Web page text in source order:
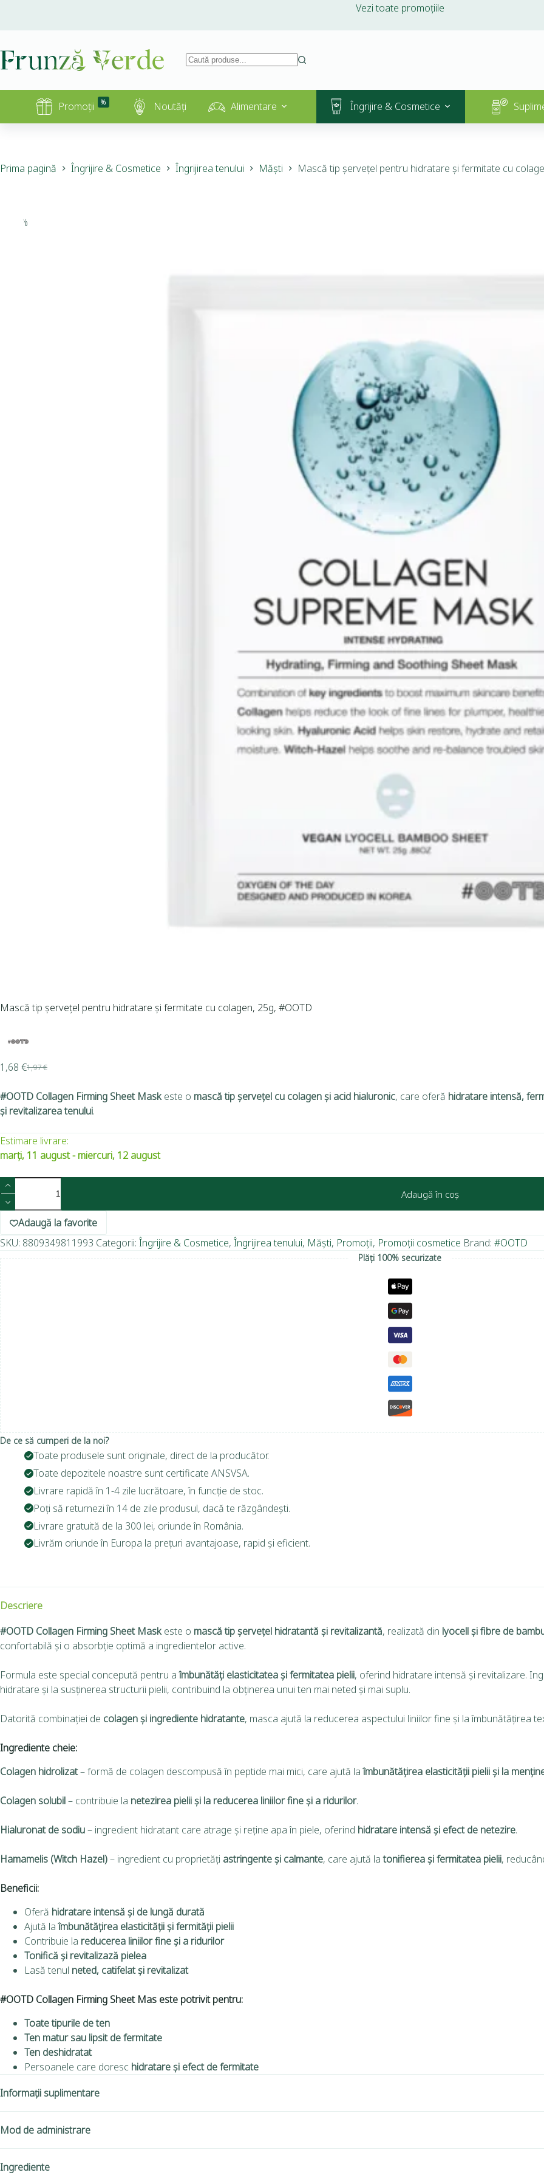
Vezi toate promoțiile
Promoții % Noutăți Alimentare Îngrijire & Cosmetice
Prima pagină Îngrijire & Cosmetice Îngrijirea tenului Măști Mască tip șervețel pentru hidratare și fermitate cu
-15%
Mască tip șervețel pentru hidratare și fermitate cu colagen, 25g, #OOTD
1,97€
1,68 €
#OOTD Collagen Firming Sheet Maskeste o mască tip șervețel cu colagen și acid hialuronic, care oferă hidratare intensă,
și revitalizarea tenului.
Estimare livrare:
marți, 11 august - miercuri, 12 august
Adaugă în coș
Adaugă la favorite
SKU: 8809349811993 Categorii: Îngrijire & Cosmetice, Îngrijirea tenului, Măști, Promoții, Promoții cosmetice Brand: #OOTD
Plăți 100% securizate
De ce să cumperi de la noi?
Toate produsele sunt originale, direct de la producător.
Toate depozitele noastre sunt certificate ANSVSA.
Livrare rapidă în 1-4 zile lucrătoare, în funcție de stoc.
Poți să returnezi în 14 de zile produsul, dacă te răzgândești.
Livrare gratuită de la 300 lei, oriunde în România.
Livrăm oriunde în Europa la prețuri avantajoase, rapid și eficient.
Descriere
#OOTD Collagen Firming Sheet Maskeste o mască tip șervețel hidratantă și revitalizantă, realizată din lyocell și fibre de
confortabilă și o absorbție optimă a ingredientelor active.
Formula este special concepută pentru aîmbunătăți elasticitatea și fermitatea pielii, oferind hidratare intensă și revitalizare.
hidratare și la susținerea structurii pielii, contribuind la obținerea unui ten mai neted și mai suplu.
Datorită combinației de colagen și ingrediente hidratante, masca ajută la reducerea aspectului liniilor fine și la îmbunătățirea
Ingrediente cheie:
Colagen hidrolizat– formă de colagen descompusă în peptide mai mici, care ajută laîmbunătățirea elasticității pielii și la
Colagen solubil– contribuie la netezirea pielii și la reducerea liniilor fine și a ridurilor.
Hialuronat de sodiu– ingredient hidratant care atrage și reține apa în piele, oferind hidratare intensă și efect de netezire.
Hamamelis (Witch Hazel)– ingredient cu proprietăți astringente și calmante, care ajută latonifierea și fermitatea pielii,
Beneficii:
Oferă hidratare intensă și de lungă durată
Ajută laîmbunătățirea elasticității și fermității pielii
Contribuie la reducerea liniilor fine și a ridurilor
Tonifică și revitalizază pielea
Lasă tenul neted, catifelat și revitalizat
#OOTD Collagen Firming Sheet Mas este potrivit pentru:
Toate tipurile de ten
Ten matur sau lipsit de fermitate
Ten deshidratat
Persoanele care doresc hidratare și efect de fermitate
Informații suplimentare
Mod de administrare
Ingrediente